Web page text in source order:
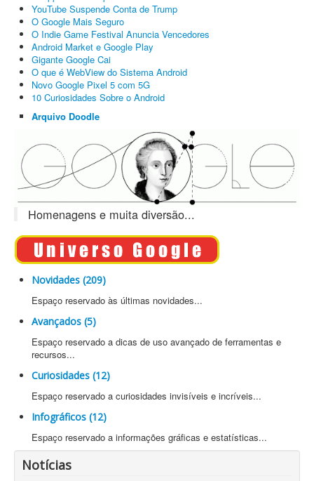
YouTube Suspende Conta de Trump
O Google Mais Seguro
O Indie Game Festival Anuncia Vencedores
Android Market e Google Play
Gigante Google Cai
O que é WebView do Sistema Android
Novo Google Pixel 5 com 5G
10 Curiosidades Sobre o Android
Arquivo Doodle
Homenagens e muita diversão...
Novidades (209)
Espaço reservado às últimas novidades...
Avançados (5)
Espaço reservado a dicas de uso avançado de ferramentas e
recursos...
Curiosidades (12)
Espaço reservado a curiosidades invisíveis e incríveis...
Infográficos (12)
Espaço reservado a informações gráficas e estatísticas...
Notícias